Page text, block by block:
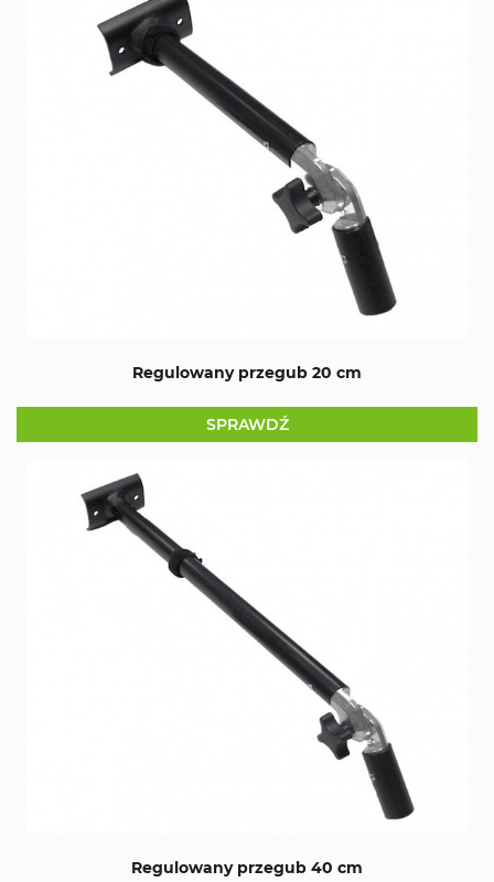
Regulowany przegub 20 cm
SPRAWDŹ
Regulowany przegub 40 cm